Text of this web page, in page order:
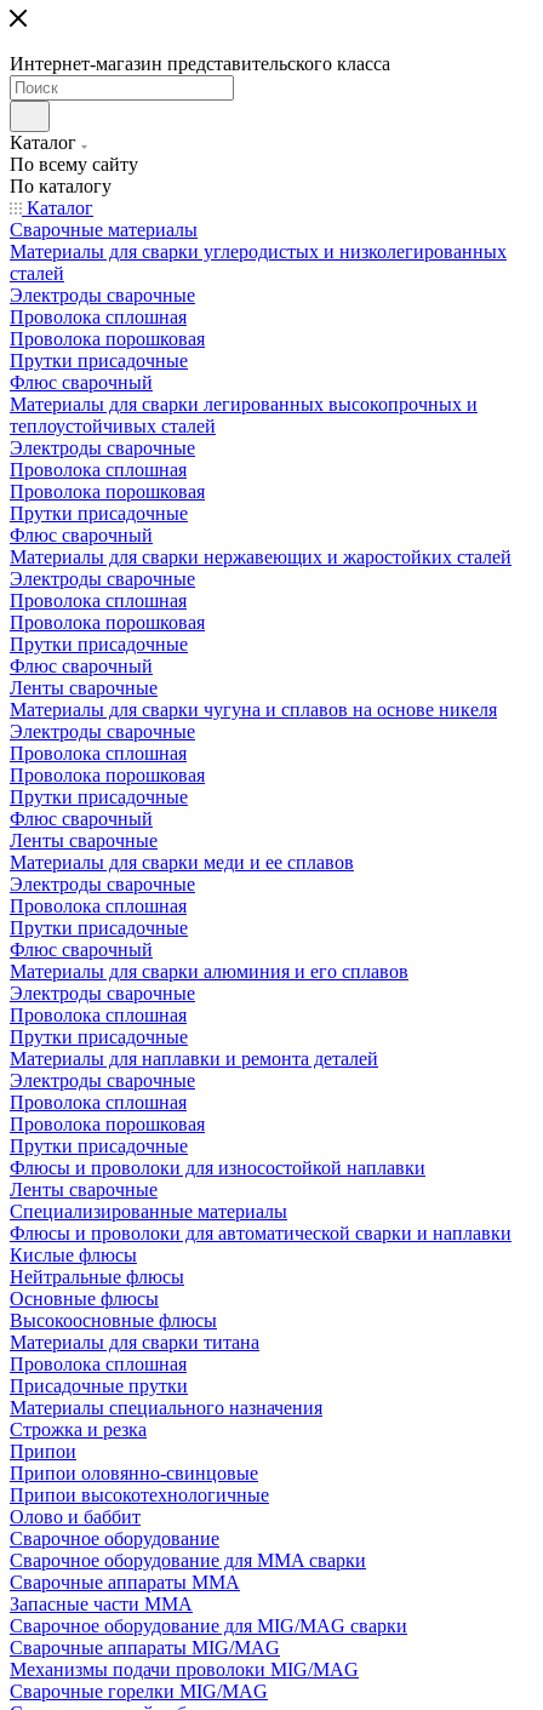
Интернет-магазин представительского класса
Каталог
По всему сайту
По каталогу
Каталог
Сварочные материалы
Материалы для сварки углеродистых и низколегированных
сталей
Электроды сварочные
Проволока сплошная
Проволока порошковая
Прутки присадочные
Флюс сварочный
Материалы для сварки легированных высокопрочных и
теплоустойчивых сталей
Электроды сварочные
Проволока сплошная
Проволока порошковая
Прутки присадочные
Флюс сварочный
Материалы для сварки нержавеющих и жаростойких сталей
Электроды сварочные
Проволока сплошная
Проволока порошковая
Прутки присадочные
Флюс сварочный
Ленты сварочные
Материалы для сварки чугуна и сплавов на основе никеля
Электроды сварочные
Проволока сплошная
Проволока порошковая
Прутки присадочные
Флюс сварочный
Ленты сварочные
Материалы для сварки меди и ее сплавов
Электроды сварочные
Проволока сплошная
Прутки присадочные
Флюс сварочный
Материалы для сварки алюминия и его сплавов
Электроды сварочные
Проволока сплошная
Прутки присадочные
Материалы для наплавки и ремонта деталей
Электроды сварочные
Проволока сплошная
Проволока порошковая
Прутки присадочные
Флюсы и проволоки для износостойкой наплавки
Ленты сварочные
Специализированные материалы
Флюсы и проволоки для автоматической сварки и наплавки
Кислые флюсы
Нейтральные флюсы
Основные флюсы
Высокоосновные флюсы
Материалы для сварки титана
Проволока сплошная
Присадочные прутки
Материалы специального назначения
Строжка и резка
Припои
Припои оловянно-свинцовые
Припои высокотехнологичные
Олово и баббит
Сварочное оборудование
Сварочное оборудование для MMA сварки
Сварочные аппараты MMA
Запасные части MMA
Сварочное оборудование для MIG/MAG сварки
Сварочные аппараты MIG/MAG
Механизмы подачи проволоки MIG/MAG
Сварочные горелки MIG/MAG